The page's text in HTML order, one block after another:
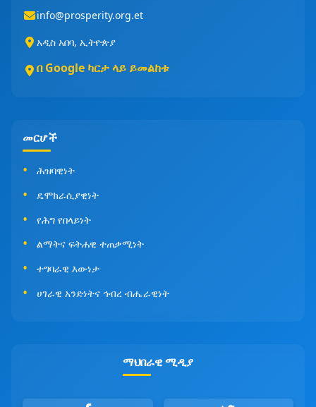
info@prosperity.org.et
አዲስ አበባ, ኢትዮጵያ
በ Google ካርታ ላይ ይመልከቱ
መርሆች
ሕዝባዊነት
ዴሞክራሲያዊነት
የሕግ የበላይነት
ልማትና ፍትሐዊ ተጠቃሚነት
ተግባራዊ እውነታ
ሀገራዊ አንድነትና ኅብረ ብሔራዊነት
ማህበራዊ ሚዲያ